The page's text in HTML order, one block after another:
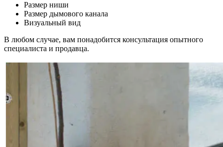
Размер ниши
Размер дымового канала
Визуальный вид
В любом случае, вам понадобится консультация опытного
специалиста и продавца.